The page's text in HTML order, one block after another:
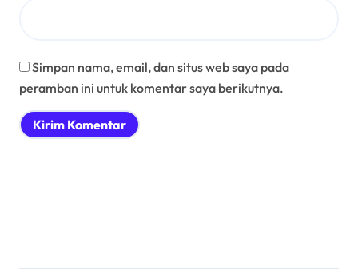
Simpan nama, email, dan situs web saya pada
peramban ini untuk komentar saya berikutnya.